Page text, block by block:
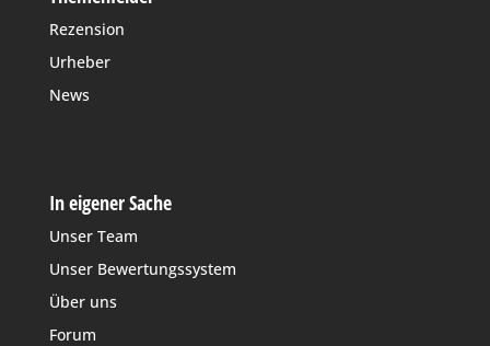
Rezension
Urheber
News
In eigener Sache
Unser Team
Unser Bewertungssystem
Über uns
Forum